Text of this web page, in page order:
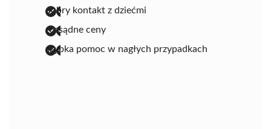
dobry kontakt z dziećmi
rozsądne ceny
szybka pomoc w nagłych przypadkach